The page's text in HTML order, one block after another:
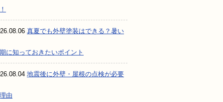
真夏でも外壁塗装はできる？暑い
に知っておきたいポイント
地震後に外壁・屋根の点検が必要
由